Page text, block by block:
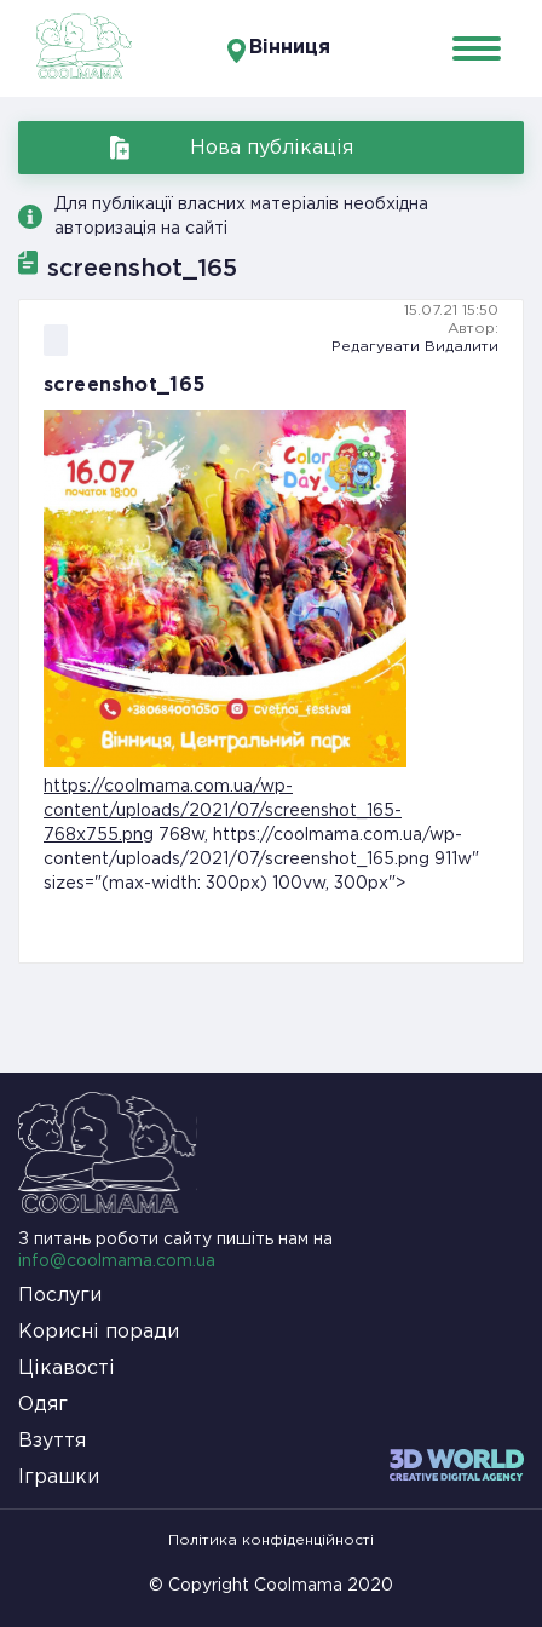
Вінниця
Нова публікація
Для публікації власних матеріалів необхідна
авторизація на сайті
screenshot_165
15.07.21 15:50
Автор:
Редагувати
Видалити
screenshot_165
https://coolmama.com.ua/wp-
content/uploads/2021/07/screenshot_165-
768x755.png 768w, https://coolmama.com.ua/wp-
content/uploads/2021/07/screenshot_165.png 911w"
sizes="(max-width: 300px) 100vw, 300px">
З питань роботи сайту пишіть нам на
info@coolmama.com.ua
Послуги
Корисні поради
Цікавості
Одяг
Взуття
Іграшки
© Copyright Coolmama 2020
Політика конфіденційності